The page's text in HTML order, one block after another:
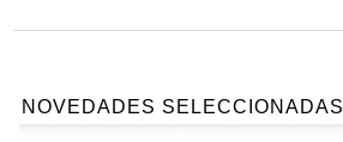
NOVEDADES SELECCIONADAS